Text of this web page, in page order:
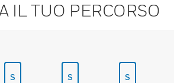
IL TUO PERCORSO
S
S
S